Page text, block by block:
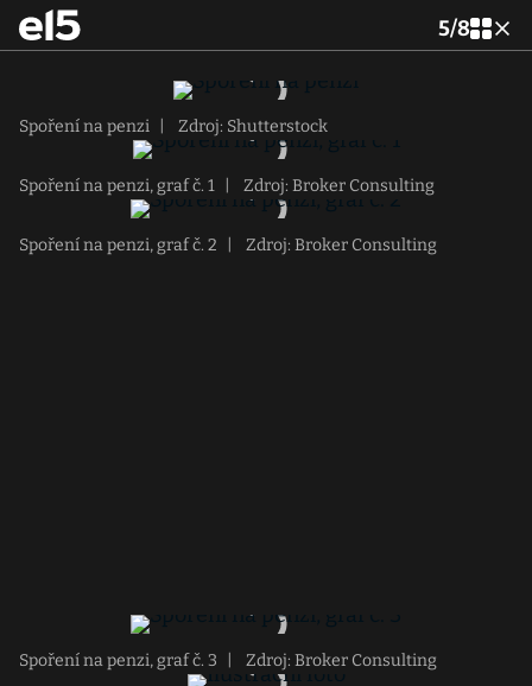
5/8
Spoření na penzi Zdroj: Shutterstock
Spoření na penzi, graf č. 1 Zdroj: Broker Consulting
Spoření na penzi, graf č. 2 Zdroj: Broker Consulting
Spoření na penzi, graf č. 3 Zdroj: Broker Consulting